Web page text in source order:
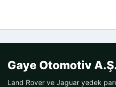
Gaye Otomotiv
Land Rover ve Jaguar yedek